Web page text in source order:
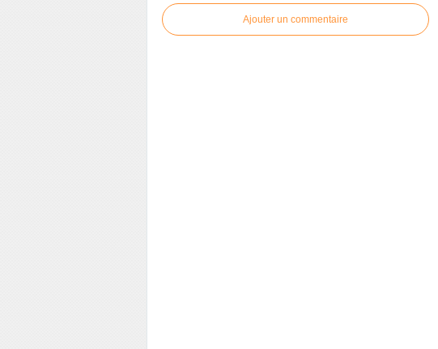
Ajouter un commentaire